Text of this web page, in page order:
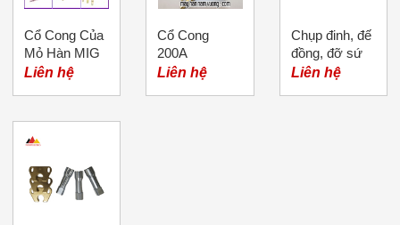
Cổ Cong Của
Mỏ Hàn MIG
Liên hệ
Cổ Cong
200A
Liên hệ
Chụp đinh, đế
đồng, đỡ sứ
đinh M10
Liên hệ